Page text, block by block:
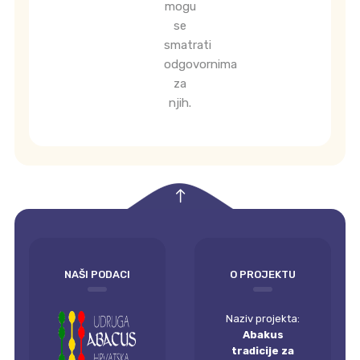
mogu
se
smatrati
odgovornima
za
njih.
NAŠI PODACI O PROJEKTU
Naziv projekta:
Abakus
tradicije za